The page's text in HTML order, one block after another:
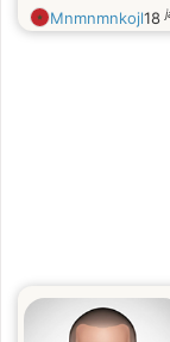
Mnmnmnkojl18